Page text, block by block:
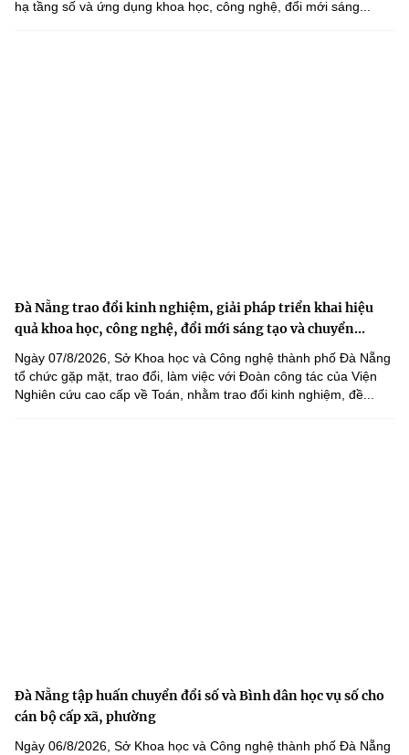
hạ tầng số và ứng dụng khoa học, công nghệ, đổi mới sáng...
Đà Nẵng trao đổi kinh nghiệm, giải pháp triển khai hiệu
quả khoa học, công nghệ, đổi mới sáng tạo và chuyển...
Ngày 07/8/2026, Sở Khoa học và Công nghệ thành phố Đà Nẵng
tổ chức gặp mặt, trao đổi, làm việc với Đoàn công tác của Viện
Nghiên cứu cao cấp về Toán, nhằm trao đổi kinh nghiệm, đề...
Đà Nẵng tập huấn chuyển đổi số và Bình dân học vụ số cho
cán bộ cấp xã, phường
Ngày 06/8/2026, Sở Khoa học và Công nghệ thành phố Đà Nẵng